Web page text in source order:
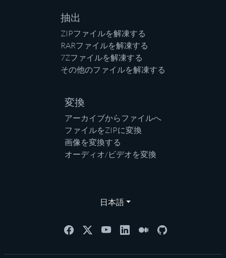
抽出
ZIPファイルを解凍する
RARファイルを解凍する
7Zファイルを解凍する
その他のファイルを解凍する
変換
アーカイブからファイルへ
ファイルをZIPに変換
画像を変換する
オーディオ/ビデオを変換
日本語